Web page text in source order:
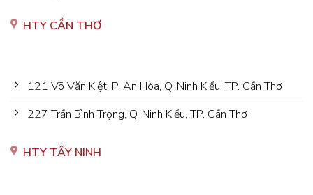
HTY CẦN THƠ
121 Võ Văn Kiệt, P. An Hòa, Q. Ninh Kiều, TP. Cần Thơ
227 Trần Bình Trọng, Q. Ninh Kiều, TP. Cần Thơ
HTY TÂY NINH